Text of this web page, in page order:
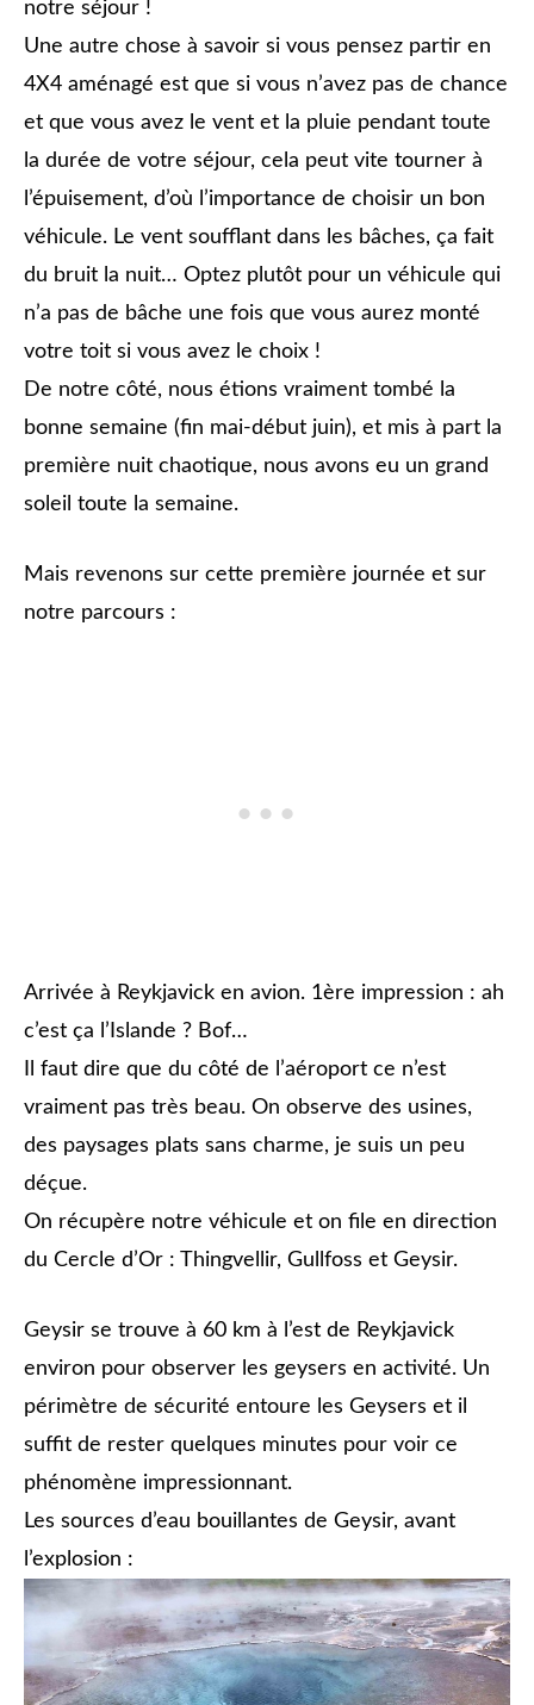
notre séjour !
Une autre chose à savoir si vous pensez partir en
4X4 aménagé est que si vous n’avez pas de chance
et que vous avez le vent et la pluie pendant toute
la durée de votre séjour, cela peut vite tourner à
l’épuisement, d’où l’importance de choisir un bon
véhicule. Le vent soufflant dans les bâches, ça fait
du bruit la nuit… Optez plutôt pour un véhicule qui
n’a pas de bâche une fois que vous aurez monté
votre toit si vous avez le choix !
De notre côté, nous étions vraiment tombé la
bonne semaine (fin mai-début juin), et mis à part la
première nuit chaotique, nous avons eu un grand
soleil toute la semaine.
Mais revenons sur cette première journée et sur
notre parcours :
Arrivée à Reykjavick en avion. 1ère impression : ah
c’est ça l’Islande ? Bof…
Il faut dire que du côté de l’aéroport ce n’est
vraiment pas très beau. On observe des usines,
des paysages plats sans charme, je suis un peu
déçue.
On récupère notre véhicule et on file en direction
du Cercle d’Or : Thingvellir, Gullfoss et Geysir.
Geysir se trouve à 60 km à l’est de Reykjavick
environ pour observer les geysers en activité. Un
périmètre de sécurité entoure les Geysers et il
suffit de rester quelques minutes pour voir ce
phénomène impressionnant.
Les sources d’eau bouillantes de Geysir, avant
l’explosion :